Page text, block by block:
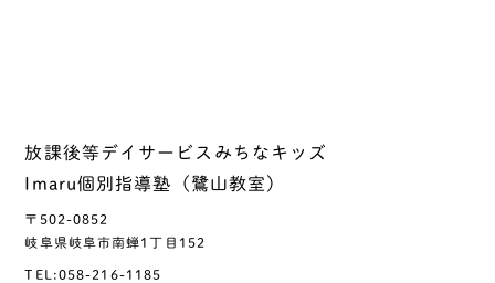
放課後等デイサービスみちなキッズ
Imaru個別指導塾（鷺山教室）
〒502-0852
岐阜県岐阜市南蝉1丁目152
TEL:058-216-1185